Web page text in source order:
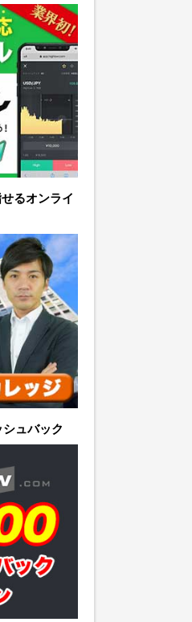
るオンライ
ュバック